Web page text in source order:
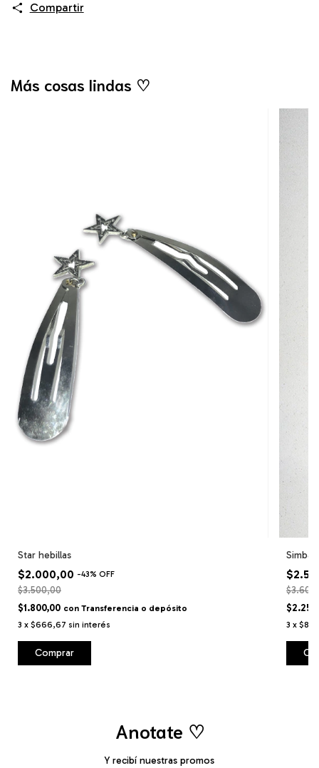
Compartir
Más cosas lindas ♡
Star hebillas
$2.000,00 -43% OFF
$3.500,00
$1.800,00 con Transferencia o depósito
3 x $666,67 sin interés
Simba
3 x
Anotate ♡
Y recibí nuestras promos